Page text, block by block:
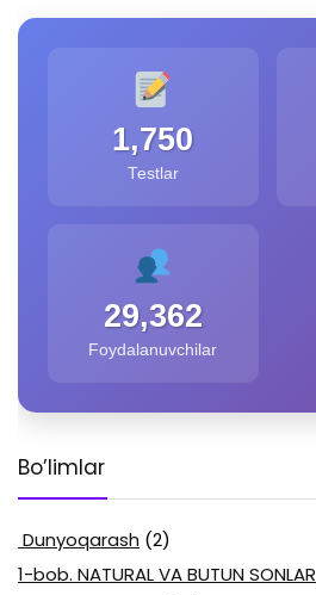
1,750
Testlar
29,362
Foydalanuvchilar
Bo’limlar
Dunyoqarash (2)
1-bob. NATURAL VA BUTUN SONLAR